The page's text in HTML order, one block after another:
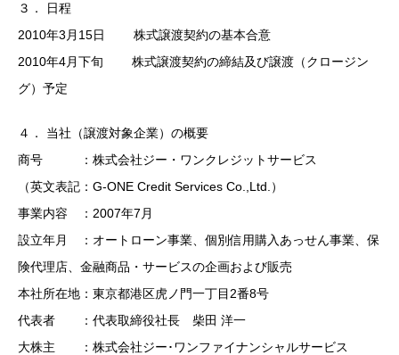
３． 日程
2010年3月15日 株式譲渡契約の基本合意
2010年4月下旬 株式譲渡契約の締結及び譲渡（クロージン
グ）予定
４． 当社（譲渡対象企業）の概要
商号 ：株式会社ジー・ワンクレジットサービス
（英文表記：G-ONE Credit Services Co.,Ltd.）
事業内容 ：2007年7月
設立年月 ：オートローン事業、個別信用購入あっせん事業、保
険代理店、金融商品・サービスの企画および販売
本社所在地：東京都港区虎ノ門一丁目2番8号
代表者 ：代表取締役社長 柴田 洋一
大株主 ：株式会社ジー･ワンファイナンシャルサービス